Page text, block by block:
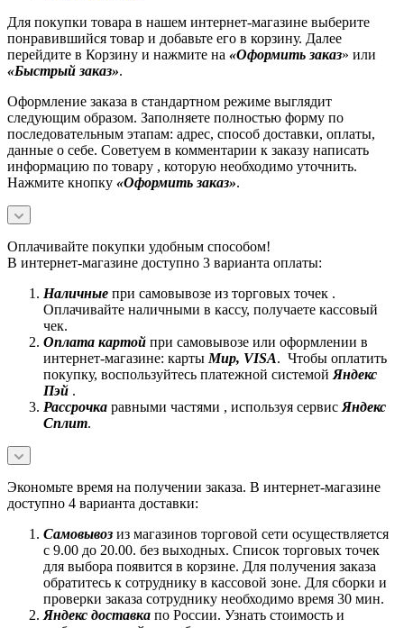
Для покупки товара в нашем интернет-магазине выберите
понравившийся товар и добавьте его в корзину. Далее
перейдите в Корзину и нажмите на «Оформить заказ» или
«Быстрый заказ».
Оформление заказа в стандартном режиме выглядит
следующим образом. Заполняете полностью форму по
последовательным этапам: адрес, способ доставки, оплаты,
данные о себе. Советуем в комментарии к заказу написать
информацию по товару , которую необходимо уточнить.
Нажмите кнопку «Оформить заказ».
Оплачивайте покупки удобным способом!
В интернет-магазине доступно 3 варианта оплаты:
Наличные при самовывозе из торговых точек .
Оплачивайте наличными в кассу, получаете кассовый
чек.
Оплата картой при самовывозе или оформлении в
интернет-магазине: карты Mир, VISA. Чтобы оплатить
покупку, воспользуйтесь платежной системой Яндекс
Пэй .
Рассрочка равными частями , используя сервис Яндекс
Сплит.
Экономьте время на получении заказа. В интернет-магазине
доступно 4 варианта доставки:
Самовывоз из магазинов торговой сети осуществляется
с 9.00 до 20.00. без выходных. Список торговых точек
для выбора появится в корзине. Для получения заказа
обратитесь к сотруднику в кассовой зоне. Для сборки и
проверки заказа сотруднику необходимо время 30 мин.
Яндекс доставка по России. Узнать стоимость и